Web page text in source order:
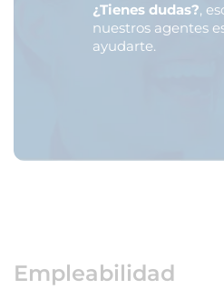
¿Tienes dudas?,
nuestros agentes
ayudarte.
Empleabilidad